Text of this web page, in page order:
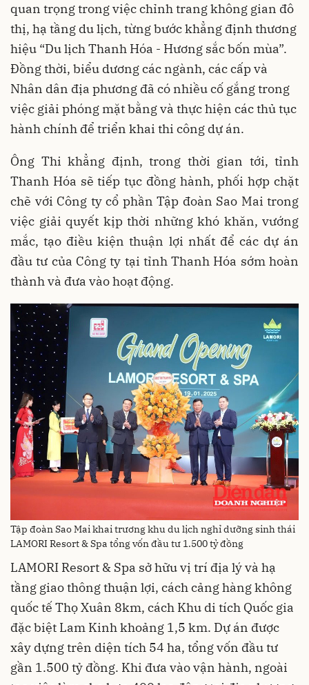
quan trọng trong việc chỉnh trang không gian đô
thị, hạ tầng du lịch, từng bước khẳng định thương
hiệu “Du lịch Thanh Hóa - Hương sắc bốn mùa”.
Đồng thời, biểu dương các ngành, các cấp và
Nhân dân địa phương đã có nhiều cố gắng trong
việc giải phóng mặt bằng và thực hiện các thủ tục
hành chính để triển khai thi công dự án.
Ông Thi khẳng định, trong thời gian tới, tỉnh
Thanh Hóa sẽ tiếp tục đồng hành, phối hợp chặt
chẽ với Công ty cổ phần Tập đoàn Sao Mai trong
việc giải quyết kịp thời những khó khăn, vướng
mắc, tạo điều kiện thuận lợi nhất để các dự án
đầu tư của Công ty tại tỉnh Thanh Hóa sớm hoàn
thành và đưa vào hoạt động.
Tập đoàn Sao Mai khai trương khu du lịch nghỉ dưỡng sinh thái
LAMORI Resort & Spa tổng vốn đầu tư 1.500 tỷ đồng
LAMORI Resort & Spa sở hữu vị trí địa lý và hạ
tầng giao thông thuận lợi, cách cảng hàng không
quốc tế Thọ Xuân 8km, cách Khu di tích Quốc gia
đặc biệt Lam Kinh khoảng 1,5 km. Dự án được
xây dựng trên diện tích 54 ha, tổng vốn đầu tư
gần 1.500 tỷ đồng. Khi đưa vào vận hành, ngoài